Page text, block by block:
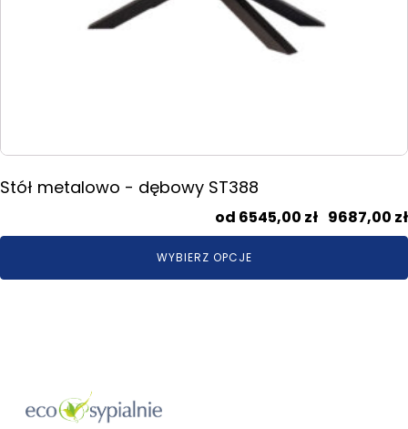
Stół metalowo - dębowy ST388
6545,00 zł 9687,00 zł
WYBIERZ OPCJE